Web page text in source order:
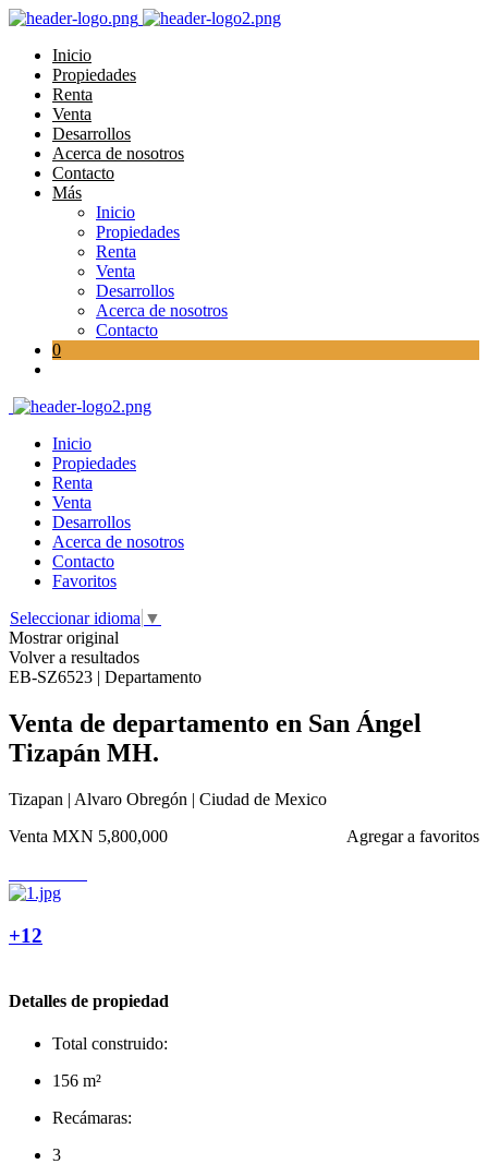
Inicio
Propiedades
Renta
Venta
Desarrollos
Acerca de nosotros
Contacto
Más
Inicio
Propiedades
Renta
Venta
Desarrollos
Acerca de nosotros
Contacto
0
Inicio
Propiedades
Renta
Venta
Desarrollos
Acerca de nosotros
Contacto
Favoritos
Seleccionar idioma ▼
Mostrar original
Volver a resultados
EB-SZ6523 | Departamento
Venta de departamento en San Ángel
Tizapán MH.
Tizapan | Alvaro Obregón | Ciudad de Mexico
Agregar a favoritos
Venta MXN 5,800,000
+12
Detalles de propiedad
Total construido:
156 m²
Recámaras:
3